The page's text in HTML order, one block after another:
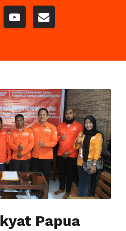
Papua